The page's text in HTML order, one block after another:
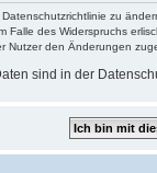
zu
des Widerspruchs
den Änderungen
sind in der